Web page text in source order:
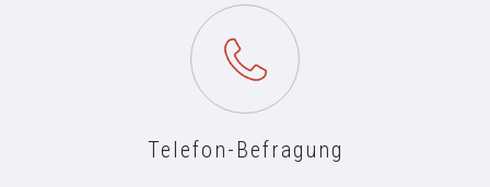
Telefon-Befragung